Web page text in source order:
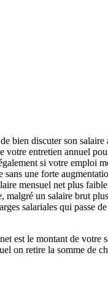
bien discuter son salaire
votre entretien annuel
si votre emploi
sans une forte
mensuel net plus
malgré un salaire brut
salariales qui passe
est le montant de votre
on retire la somme de